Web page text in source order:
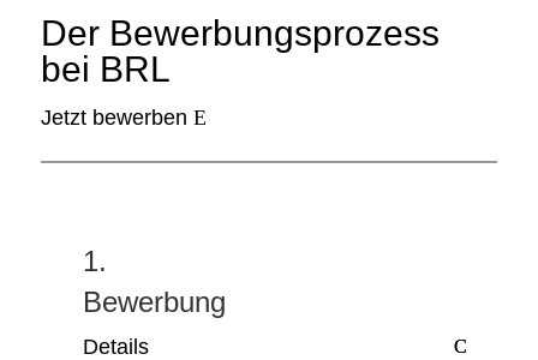
Der Bewerbungsprozess
bei BRL
Jetzt bewerben
1.
Bewerbung
Details